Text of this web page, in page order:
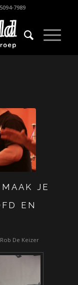
7989
je
en
Rob De Keizer